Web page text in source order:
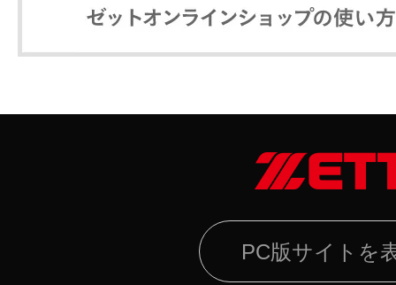
PC版サイトを